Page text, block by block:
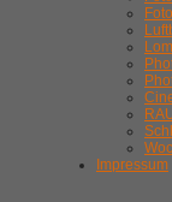
Impressum